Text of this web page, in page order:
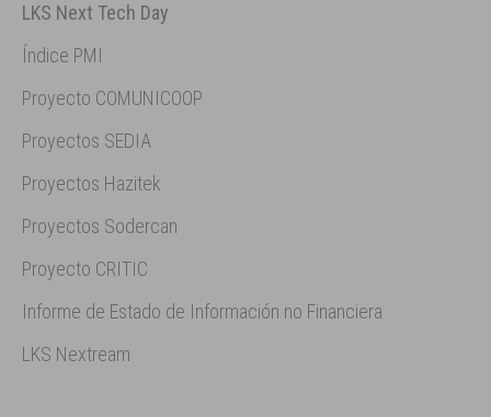
LKS Next Tech Day
Índice PMI
Proyecto COMUNICOOP
Proyectos SEDIA
Proyectos Hazitek
Proyectos Sodercan
Proyecto CRITIC
Informe de Estado de Información no Financiera
LKS Nextream